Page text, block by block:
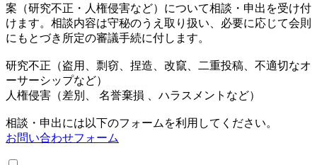
案（研究不正・人権侵害など）について相談・申出を受け付
けます。相談内容は守秘のうえ取り扱い、必要に応じて会則
にもとづき所定の審議手続に付します。
研究不正（盗用、剽窃、捏造、改竄、二重投稿、不適切なオ
ーサーシップなど）
人権侵害（差別、 名誉棄損 、ハラスメントなど）
相談・申出には以下のフォームを利用してください。
お問い合わせフォーム